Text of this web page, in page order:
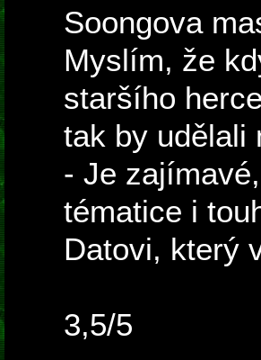
Soongova
Myslím, že
staršího
tak by udělali
- Je
tématice i
Datovi, který
3,5/5